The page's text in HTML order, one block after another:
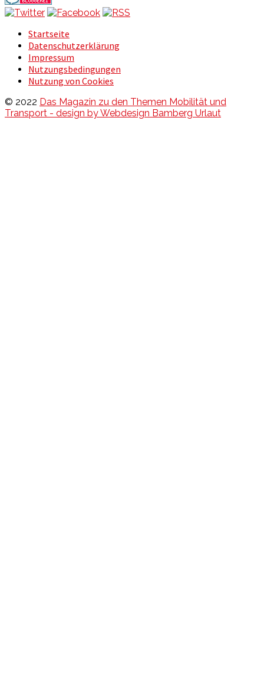
Startseite
Datenschutzerklärung
Impressum
Nutzungsbedingungen
Nutzung von Cookies
© 2022 Das Magazin zu den Themen Mobilität und
Transport - design by Webdesign Bamberg Urlaut